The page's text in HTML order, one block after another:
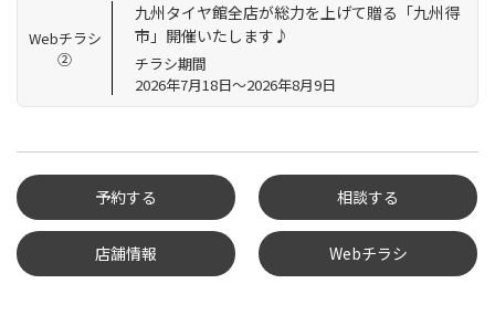
Webチラシ
②
九州タイヤ館全店が総力を上げて贈る「九州得
市」開催いたします♪
チラシ期間
2026年7月18日～2026年8月9日
予約する
タイヤ点検・安全点検/タ
相談する
店舗情報 Webチラシ